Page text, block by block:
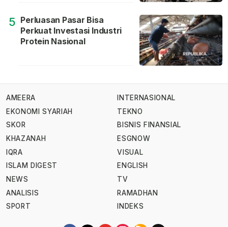
5 Perluasan Pasar Bisa
Perkuat Investasi Industri
Protein Nasional
AMEERA
EKONOMI SYARIAH
SKOR
KHAZANAH
IQRA
ISLAM DIGEST
NEWS
ANALISIS
SPORT
INTERNASIONAL
TEKNO
BISNIS FINANSIAL
ESGNOW
VISUAL
ENGLISH
TV
RAMADHAN
INDEKS